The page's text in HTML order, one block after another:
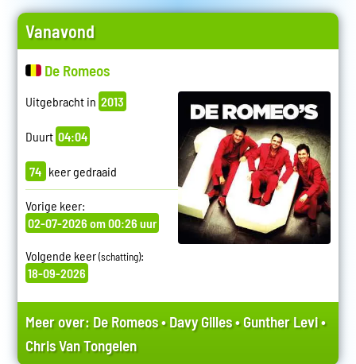
Vanavond
De Romeos
Uitgebracht in 2013
Duurt 04:04
74 keer gedraaid
Vorige keer:
02-07-2026 om 00:26 uur
Volgende keer(schatting):
18-09-2026
Meer over: De Romeos•Davy Gilles•Gunther Levi•
Chris Van Tongelen